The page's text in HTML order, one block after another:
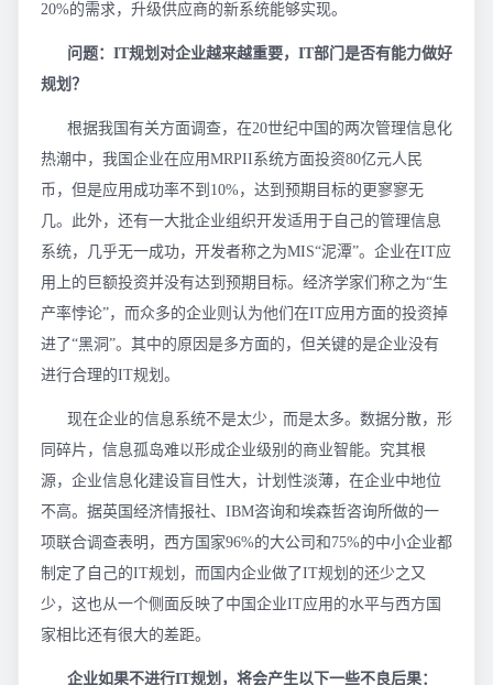
20%的需求，升级供应商的新系统能够实现。
问题：IT规划对企业越来越重要，IT部门是否有能力做好
规划？
根据我国有关方面调查，在20世纪中国的两次管理信息化
热潮中，我国企业在应用MRPII系统方面投资80亿元人民
币，但是应用成功率不到10%，达到预期目标的更寥寥无
几。此外，还有一大批企业组织开发适用于自己的管理信息
系统，几乎无一成功，开发者称之为MIS“泥潭”。企业在IT应
用上的巨额投资并没有达到预期目标。经济学家们称之为“生
产率悖论”，而众多的企业则认为他们在IT应用方面的投资掉
进了“黑洞”。其中的原因是多方面的，但关键的是企业没有
进行合理的IT规划。
现在企业的信息系统不是太少，而是太多。数据分散，形
同碎片，信息孤岛难以形成企业级别的商业智能。究其根
源，企业信息化建设盲目性大，计划性淡薄，在企业中地位
不高。据英国经济情报社、IBM咨询和埃森哲咨询所做的一
项联合调查表明，西方国家96%的大公司和75%的中小企业都
制定了自己的IT规划，而国内企业做了IT规划的还少之又
少，这也从一个侧面反映了中国企业IT应用的水平与西方国
家相比还有很大的差距。
企业如果不进行IT规划，将会产生以下一些不良后果：